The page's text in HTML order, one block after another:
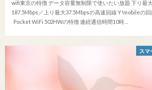
wifi東京の特徴 データ容量無制限で使いたい放題 下り最
187.5Mbps／上り最大37.5Mbpsの高速回線 Y!mobileの回
Pocket WiFi 502HWの特徴 連続通信時間10時…
スマ